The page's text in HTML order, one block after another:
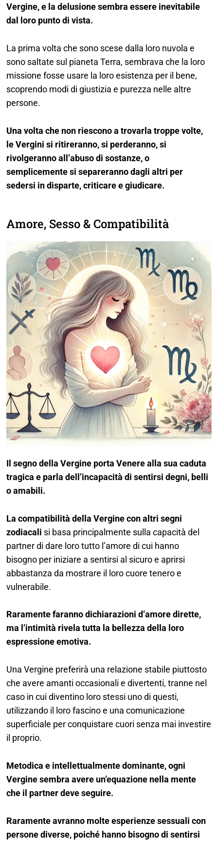
Vergine, e la delusione sembra essere inevitabile
dal loro punto di vista.
La prima volta che sono scese dalla loro nuvola e
sono saltate sul pianeta Terra, sembrava che la loro
missione fosse usare la loro esistenza per il bene,
scoprendo modi di giustizia e purezza nelle altre
persone.
Una volta che non riescono a trovarla troppe volte,
le Vergini si ritireranno, si perderanno, si
rivolgeranno all’abuso di sostanze, o
semplicemente si separeranno dagli altri per
sedersi in disparte, criticare e giudicare.
Amore, Sesso & Compatibilità
Il segno della Vergine porta Venere alla sua caduta
tragica e parla dell’incapacità di sentirsi degni, belli
o amabili.
La compatibilità della Vergine con altri segni
zodiacali si basa principalmente sulla capacità del
partner di dare loro tutto l’amore di cui hanno
bisogno per iniziare a sentirsi al sicuro e aprirsi
abbastanza da mostrare il loro cuore tenero e
vulnerabile.
Raramente faranno dichiarazioni d’amore dirette,
ma l’intimità rivela tutta la bellezza della loro
espressione emotiva.
Una Vergine preferirà una relazione stabile piuttosto
che avere amanti occasionali e divertenti, tranne nel
caso in cui diventino loro stessi uno di questi,
utilizzando il loro fascino e una comunicazione
superficiale per conquistare cuori senza mai investire
il proprio.
Metodica e intellettualmente dominante, ogni
Vergine sembra avere un’equazione nella mente
che il partner deve seguire.
Raramente avranno molte esperienze sessuali con
persone diverse, poiché hanno bisogno di sentirsi